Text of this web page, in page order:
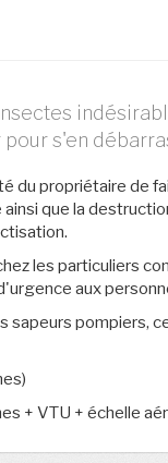
s'en
du propriétaire de
que la
les particuliers
aux
sapeurs pompiers,
+ VTU + échelle